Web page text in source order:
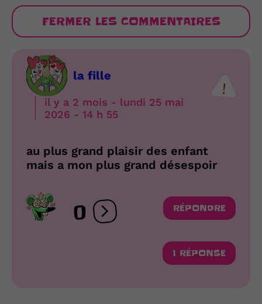
FERMER LES COMMENTAIRES
la fille
il y a 2 mois - lundi 25 mai
2026 - 14 h 55
au plus grand plaisir des enfant
mais a mon plus grand désespoir
0 Ouvrir les réactions
RÉPONDRE
1 RÉPONSE